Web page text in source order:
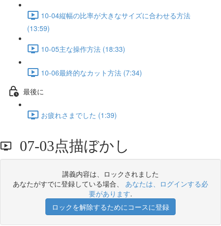
10-04縦幅の比率が大きなサイズに合わせる方法
(13:59)
10-05主な操作方法 (18:33)
10-06最終的なカット方法 (7:34)
最後に
お疲れさまでした (1:39)
07-03点描ぼかし
講義内容は、ロックされました
あなたがすでに登録している場合、 あなたは、ログインする必
要があります.
ロックを解除するためにコースに登録